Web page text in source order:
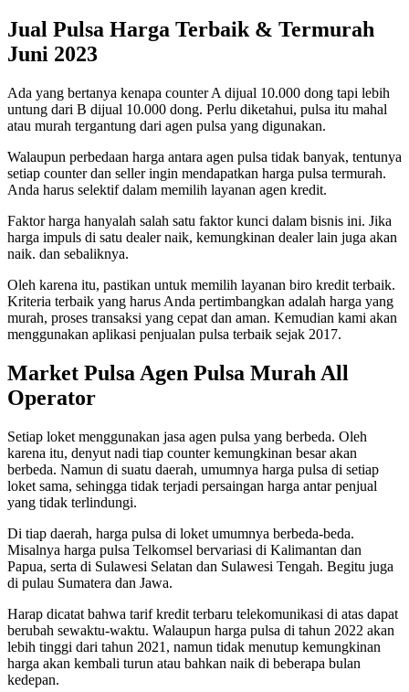
Jual Pulsa Harga Terbaik & Termurah
Juni 2023
Ada yang bertanya kenapa counter A dijual 10.000 dong tapi lebih
untung dari B dijual 10.000 dong. Perlu diketahui, pulsa itu mahal
atau murah tergantung dari agen pulsa yang digunakan.
Walaupun perbedaan harga antara agen pulsa tidak banyak, tentunya
setiap counter dan seller ingin mendapatkan harga pulsa termurah.
Anda harus selektif dalam memilih layanan agen kredit.
Faktor harga hanyalah salah satu faktor kunci dalam bisnis ini. Jika
harga impuls di satu dealer naik, kemungkinan dealer lain juga akan
naik. dan sebaliknya.
Oleh karena itu, pastikan untuk memilih layanan biro kredit terbaik.
Kriteria terbaik yang harus Anda pertimbangkan adalah harga yang
murah, proses transaksi yang cepat dan aman. Kemudian kami akan
menggunakan aplikasi penjualan pulsa terbaik sejak 2017.
Market Pulsa Agen Pulsa Murah All
Operator
Setiap loket menggunakan jasa agen pulsa yang berbeda. Oleh
karena itu, denyut nadi tiap counter kemungkinan besar akan
berbeda. Namun di suatu daerah, umumnya harga pulsa di setiap
loket sama, sehingga tidak terjadi persaingan harga antar penjual
yang tidak terlindungi.
Di tiap daerah, harga pulsa di loket umumnya berbeda-beda.
Misalnya harga pulsa Telkomsel bervariasi di Kalimantan dan
Papua, serta di Sulawesi Selatan dan Sulawesi Tengah. Begitu juga
di pulau Sumatera dan Jawa.
Harap dicatat bahwa tarif kredit terbaru telekomunikasi di atas dapat
berubah sewaktu-waktu. Walaupun harga pulsa di tahun 2022 akan
lebih tinggi dari tahun 2021, namun tidak menutup kemungkinan
harga akan kembali turun atau bahkan naik di beberapa bulan
kedepan.